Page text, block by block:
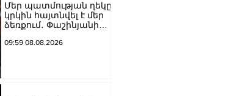
Մեր պատմության ղեկը
կրկին հայտնվել է մեր
ձեռքում․ Փաշինյանի
առիթով
09:59 08.08.2026